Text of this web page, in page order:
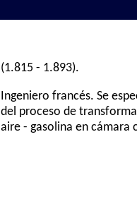
(1.815 - 1.893).
Ingeniero francés. Se
del proceso de
aire - gasolina en cámara